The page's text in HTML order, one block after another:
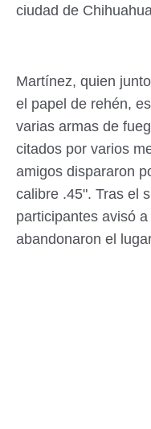
ciudad de
Martínez, quien
el papel de rehén,
varias armas de
citados por varios
amigos dispararon
calibre .45". Tras el
participantes avisó
abandonaron el